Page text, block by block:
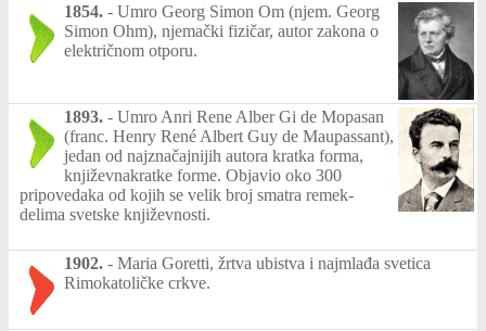
1854. - Umro Georg Simon Om (njem. Georg
Simon Ohm), njemački fizičar, autor zakona o
električnom otporu.
1893. - Umro Anri Rene Alber Gi de Mopasan
(franc. Henry René Albert Guy de Maupassant),
jedan od najznačajnijih autora kratka forma,
književnakratke forme. Objavio oko 300
pripovedaka od kojih se velik broj smatra remek-
delima svetske književnosti.
1902. - Maria Goretti, žrtva ubistva i najmlađa svetica
Rimokatoličke crkve.